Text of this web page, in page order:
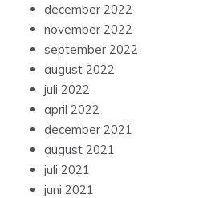
december 2022
november 2022
september 2022
august 2022
juli 2022
april 2022
december 2021
august 2021
juli 2021
juni 2021